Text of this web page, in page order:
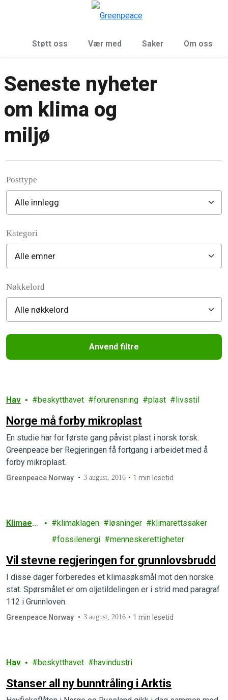
Støtt oss Vær med Saker Om oss
Seneste nyheter
om klima og
miljø
Posttype
Kategori
Nøkkelord
Anvend filtre
Hav beskytthavet forurensning plast livsstil
Norge må forby mikroplast
En studie har for første gang påvist plast i norsk torsk.
Greenpeace ber Regjeringen få fortgang i arbeidet med å
forby mikroplast.
Greenpeace Norway 3 august, 2016 1 min lesetid
Klimaen
klimaklagen løsninger
klimarettssaker
fossilenergi
menneskerettigheter
Vil stevne regjeringen for grunnlovsbrudd
I disse dager forberedes et klimasøksmål mot den norske
stat. Spørsmålet er om oljetildelingen er i strid med paragraf
112 i Grunnloven.
Greenpeace Norway 3 august, 2016 1 min lesetid
Hav beskytthavet havindustri
Stanser all ny bunntråling i Arktis